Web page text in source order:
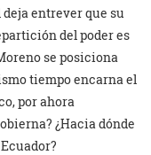
entrever que su
del poder es
se posiciona
tiempo encarna el
por ahora
¿Hacia dónde